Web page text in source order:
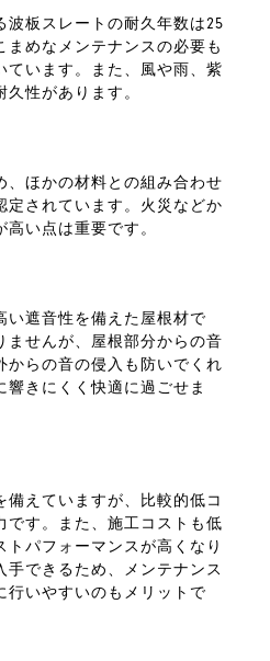
波板スレートの耐久年数は25
めなメンテナンスの必要も
ています。また、風や雨、紫
性があります。
、ほかの材料との組み合わせ
定されています。火災などか
い点は重要です。
い遮音性を備えた屋根材で
ませんが、屋根部分からの音
からの音の侵入も防いでくれ
きにくく快適に過ごせま
えていますが、比較的低コ
です。また、施工コストも低
トパフォーマンスが高くなり
手できるため、メンテナンス
行いやすいのもメリットで